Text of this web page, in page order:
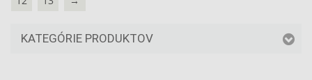
KATEGÓRIE PRODUKTOV